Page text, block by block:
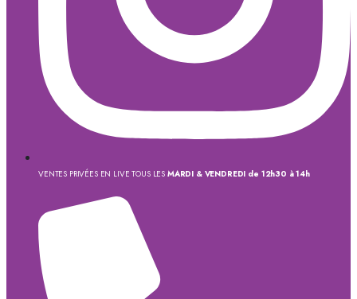
VENTES PRIVÉES EN LIVE TOUS LES MARDI & VENDREDI de 12h30 à 14h